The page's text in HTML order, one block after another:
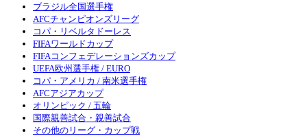
ブラジル全国選手権
AFCチャンピオンズリーグ
コパ・リベルタドーレス
FIFAワールドカップ
FIFAコンフェデレーションズカップ
UEFA欧州選手権 / EURO
コパ・アメリカ / 南米選手権
AFCアジアカップ
オリンピック / 五輪
国際親善試合・親善試合
その他のリーグ・カップ戦